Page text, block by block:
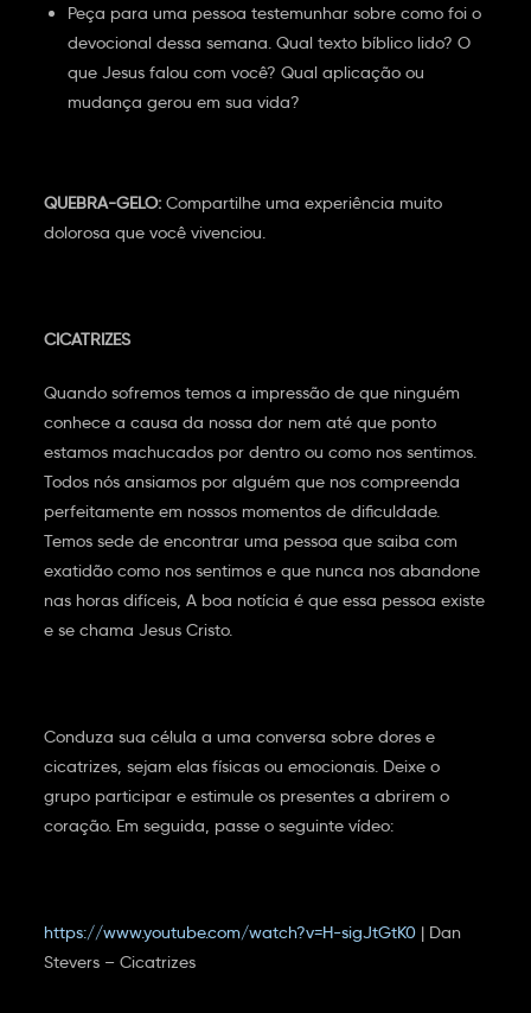
Peça para uma pessoa testemunhar sobre como foi o
devocional dessa semana. Qual texto bíblico lido? O
que Jesus falou com você? Qual aplicação ou
mudança gerou em sua vida?
QUEBRA-GELO: Compartilhe uma experiência muito
dolorosa que você vivenciou.
CICATRIZES
Quando sofremos temos a impressão de que ninguém
conhece a causa da nossa dor nem até que ponto
estamos machucados por dentro ou como nos sentimos.
Todos nós ansiamos por alguém que nos compreenda
perfeitamente em nossos momentos de dificuldade.
Temos sede de encontrar uma pessoa que saiba com
exatidão como nos sentimos e que nunca nos abandone
nas horas difíceis, A boa notícia é que essa pessoa existe
e se chama Jesus Cristo.
Conduza sua célula a uma conversa sobre dores e
cicatrizes, sejam elas físicas ou emocionais. Deixe o
grupo participar e estimule os presentes a abrirem o
coração. Em seguida, passe o seguinte vídeo:
https://www.youtube.com/watch?v=H-sigJtGtK0 | Dan
Stevers – Cicatrizes